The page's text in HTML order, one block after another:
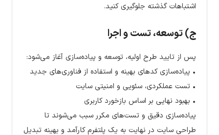
اشتباهات گذشته جلوگیری کنید.
ج) توسعه، تست و اجرا
پس از تایید طرح اولیه، توسعه و پیاده‌سازی آغاز می‌شود:
• پیاده‌سازی کدهای بهینه و استفاده از فناوری‌های جدید
• تست عملکردی، سئویی و امنیتی سایت
• بهبود نهایی بر اساس بازخورد کاربری
پیاده‌سازی دقیق و تست‌های مکرر سبب می‌شوند تا
طراحی سایت در نهایت به یک پلتفرم کارآمد و بهینه تبدیل